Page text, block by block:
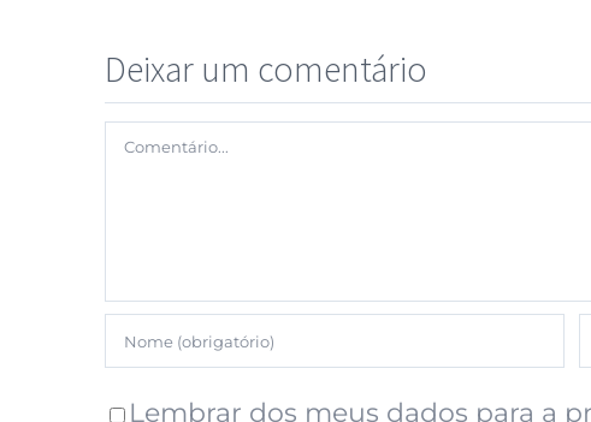
Deixar um comentário
Lembrar dos meus dados para a